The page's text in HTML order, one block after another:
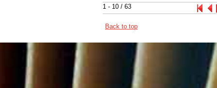
1 - 10 / 63
Back to top